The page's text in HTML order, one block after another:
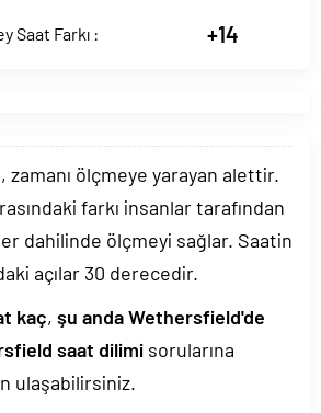
Saat Farkı : +14
zamanı ölçmeye yarayan alettir.
farkı insanlar tarafından
dahilinde ölçmeyi sağlar. Saatin
açılar 30 derecedir.
kaç, şu anda Wethersfield'de
saat dilimi sorularına
ulaşabilirsiniz.